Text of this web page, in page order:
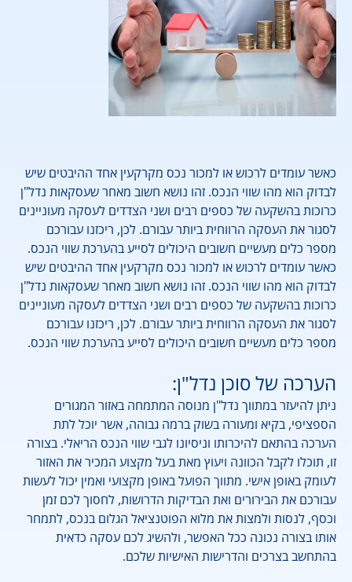
כאשר עומדים לרכוש או למכור נכס מקרקעין אחד ההיבטים שיש
לבדוק הוא מהו שווי הנכס. זהו נושא חשוב מאחר שעסקאות נדל"ן
כרוכות בהשקעה של כספים רבים ושני הצדדים לעסקה מעוניינים
לסגור את העסקה הרווחית ביותר עבורם. לכן, ריכזנו עבורכם
מספר כלים מעשיים חשובים היכולים לסייע בהערכת שווי הנכס.
כאשר עומדים לרכוש או למכור נכס מקרקעין אחד ההיבטים שיש
לבדוק הוא מהו שווי הנכס. זהו נושא חשוב מאחר שעסקאות נדל"ן
כרוכות בהשקעה של כספים רבים ושני הצדדים לעסקה מעוניינים
לסגור את העסקה הרווחית ביותר עבורם. לכן, ריכזנו עבורכם
מספר כלים מעשיים חשובים היכולים לסייע בהערכת שווי הנכס.
הערכה של סוכן נדל"ן:
ניתן להיעזר במתווך נדל"ן מנוסה המתמחה באזור המגורים
הספציפי, בקיא ומעורה בשוק ברמה גבוהה, אשר יוכל לתת
הערכה בהתאם להיכרותו וניסיונו לגבי שווי הנכס הריאלי. בצורה
זו, תוכלו לקבל הכוונה ויעוץ מאת בעל מקצוע המכיר את האזור
לעומק באופן אישי. מתווך הפועל באופן מקצועי ואמין יכול לעשות
עבורכם את הבירורים ואת הבדיקות הדרושות, לחסוך לכם זמן
וכסף, לנסות ולמצות את מלוא הפוטנציאל הגלום בנכס, לתמחר
אותו בצורה נכונה ככל האפשר, ולהשיג לכם עסקה כדאית
בהתחשב בצרכים והדרישות האישיות שלכם.